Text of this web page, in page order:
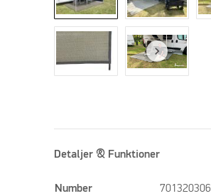
Detaljer & Funktioner
Number 701320306